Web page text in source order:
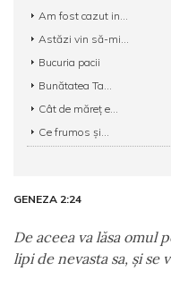
Am fost cazut in...
Astăzi vin să-mi...
Bucuria pacii
Bunătatea Ta...
Cât de măreţ e...
Ce frumos şi...
GENEZA 2:24
De aceea va lăsa omul
lipi de nevasta sa, şi